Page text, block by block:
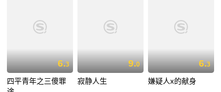
6.3
四平青年之三傻罪
9.0
寂静人生
6.3
嫌疑人x的献身